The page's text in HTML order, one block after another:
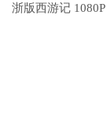
浙版西游记 1080P